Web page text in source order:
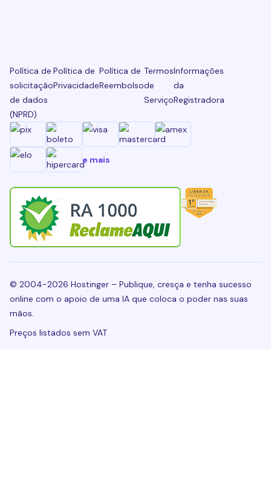
Política de
solicitação
de dados
(NPRD)
Política de
Privacidade
Política de
Reembolso
Termos
de
Serviço
Informações
da
Registradora
e mais
© 2004-2026 Hostinger – Publique, cresça e tenha sucesso
online com o apoio de uma IA que coloca o poder nas suas
mãos.
Preços listados sem VAT